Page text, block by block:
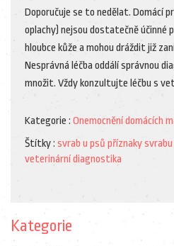
Doporučuje se to nedělat. Domácí
oplachy) nejsou dostatečně
hloubce kůže a mohou dráždit již
Nesprávná léčba oddálí správnou
množit. Vždy konzultujte léčbu s
Kategorie : Onemocnění domácích
Štítky : svrab u psů příznaky svrabu
veterinární diagnostika
Kategorie